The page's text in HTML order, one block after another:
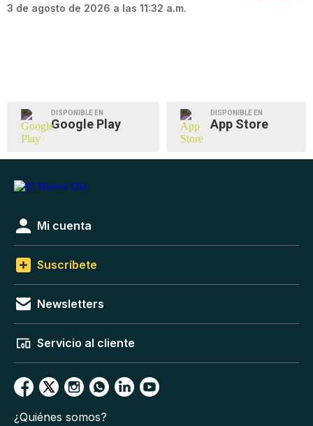
3 de agosto de 2026 a las 11:32 a.m.
DISPONIBLE EN
Google Play
DISPONIBLE EN
App Store
Mi cuenta
Suscríbete
Newsletters
Servicio al cliente
¿Quiénes somos?